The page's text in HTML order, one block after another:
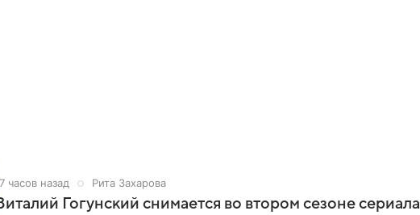
часов назад Рита Захарова
Гогунский снимается во втором сезоне сериала